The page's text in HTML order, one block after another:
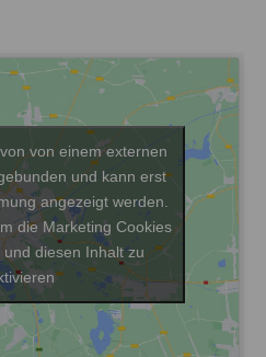
von einem externen
und kann erst
angezeigt werden.
die Marketing Cookies
diesen Inhalt zu